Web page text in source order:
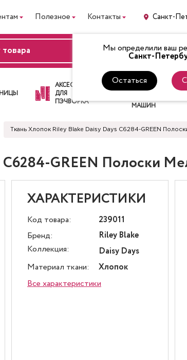
Полезное Контакты Санкт-
Мы определили ваш
Санкт-
Остаться
ВХОД
АКСЕССУАРЫ
ДЛЯ
ПЭЧВОРКА
ЛАПКИ
ДЛЯ
МАШИН
Ткань Хлопок Riley Blake Daisy Days C6284-GREEN
GREEN Полоски
ХАРАКТЕРИСТИКИ
Код товара:
239011
Бренд:
Riley Blake
Коллекция:
Daisy Days
Материал ткани:
Хлопок
Все характеристики